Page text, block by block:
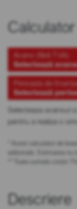
Avans (fără TVA)
Selectează
Perioada de
Selectează
Selecteaza avansul
pentru a realiza o
* Acest calculator de
adiționale. Estimarea nu
** Toate sumele conțin
Descriere